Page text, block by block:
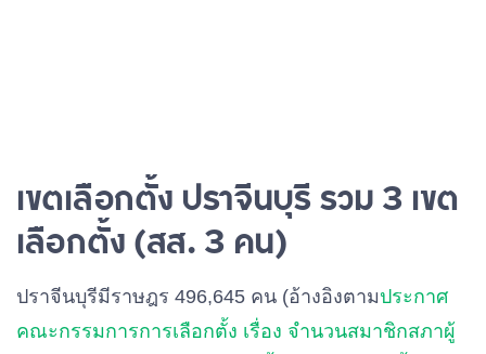
เขตเลือกตั้ง ปราจีนบุรี รวม 3 เขต
เลือกตั้ง (สส. 3 คน)
ปราจีนบุรีมีราษฎร 496,645 คน (อ้างอิงตามประกาศ
คณะกรรมการการเลือกตั้ง เรื่อง จำนวนสมาชิกสภาผู้